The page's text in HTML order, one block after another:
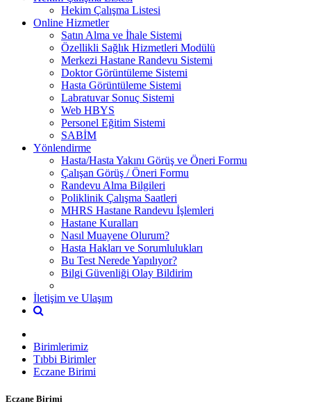
Hekim Çalışma Listesi
Online Hizmetler
Satın Alma ve İhale Sistemi
Özellikli Sağlık Hizmetleri Modülü
Merkezi Hastane Randevu Sistemi
Doktor Görüntüleme Sistemi
Hasta Görüntüleme Sistemi
Labratuvar Sonuç Sistemi
Web HBYS
Personel Eğitim Sistemi
SABİM
Yönlendirme
Hasta/Hasta Yakını Görüş ve Öneri Formu
Çalışan Görüş / Öneri Formu
Randevu Alma Bilgileri
Poliklinik Çalışma Saatleri
MHRS Hastane Randevu İşlemleri
Hastane Kuralları
Nasıl Muayene Olurum?
Hasta Hakları ve Sorumlulukları
Bu Test Nerede Yapılıyor?
Bilgi Güvenliği Olay Bildirim
İletişim ve Ulaşım
Birimlerimiz
Tıbbi Birimler
Eczane Birimi
Eczane Birimi